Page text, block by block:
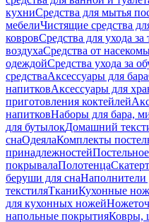
кухниСредства для мытья
мебелиЧистящие средства
ковровСредства для ухода за
воздухаСредства от
одеждойСредства ухода за
средстваАксессуары для бара
напитковАксессуары для
приготовления коктейлей
напитковНаборы для бара,
для бутылокДомашний
снаОдеялаКомплекты
принадлежностей
покрывалаПолотенца
беруши для снаНаполнители
текстиляТканиКухонные
для кухонных ножей
напольные покрытияКовры,